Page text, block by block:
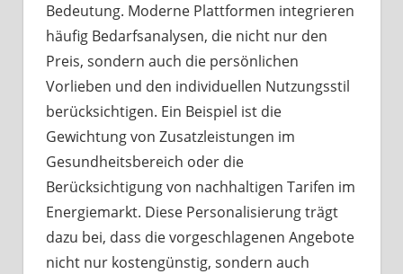
Bedeutung. Moderne Plattformen integrieren
häufig Bedarfsanalysen, die nicht nur den
Preis, sondern auch die persönlichen
Vorlieben und den individuellen Nutzungsstil
berücksichtigen. Ein Beispiel ist die
Gewichtung von Zusatzleistungen im
Gesundheitsbereich oder die
Berücksichtigung von nachhaltigen Tarifen im
Energiemarkt. Diese Personalisierung trägt
dazu bei, dass die vorgeschlagenen Angebote
nicht nur kostengünstig, sondern auch